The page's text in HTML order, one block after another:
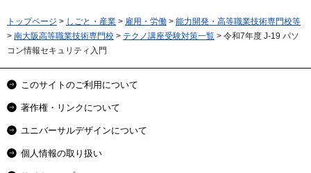
トップページ > しごと・産業 > 雇用・労働 > 能力開発・高等職業技術専門校等
> 南大阪高等職業技術専門校 > テクノ講座受験対策一覧 > 令和7年度 J-19 パソ
コン情報セキュリティ入門
このサイトのご利用について
著作権・リンクについて
ユニバーサルデザインについて
個人情報の取り扱い